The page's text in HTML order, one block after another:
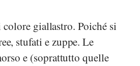
giallastro. Poiché si
stufati e zuppe. Le
e (soprattutto quelle